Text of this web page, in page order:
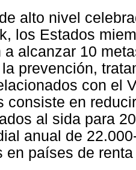
alto nivel
los Estados
alcanzar 10
prevención,
con el
consiste en
al sida para
anual de
en países de